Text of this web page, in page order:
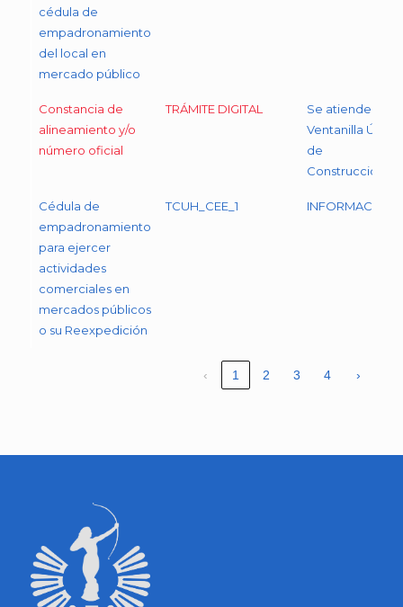
cédula de
empadronamiento
del local en
mercado público
Constancia de
alineamiento y/o
número oficial
TRÁMITE DIGITAL
Se atiende en
Ventanilla Única
de
Construcción
Cédula de
empadronamiento
para ejercer
actividades
comerciales en
mercados públicos
o su Reexpedición
TCUH_CEE_1 INFORMACIÓN
‹ 1 2 3 4 ›